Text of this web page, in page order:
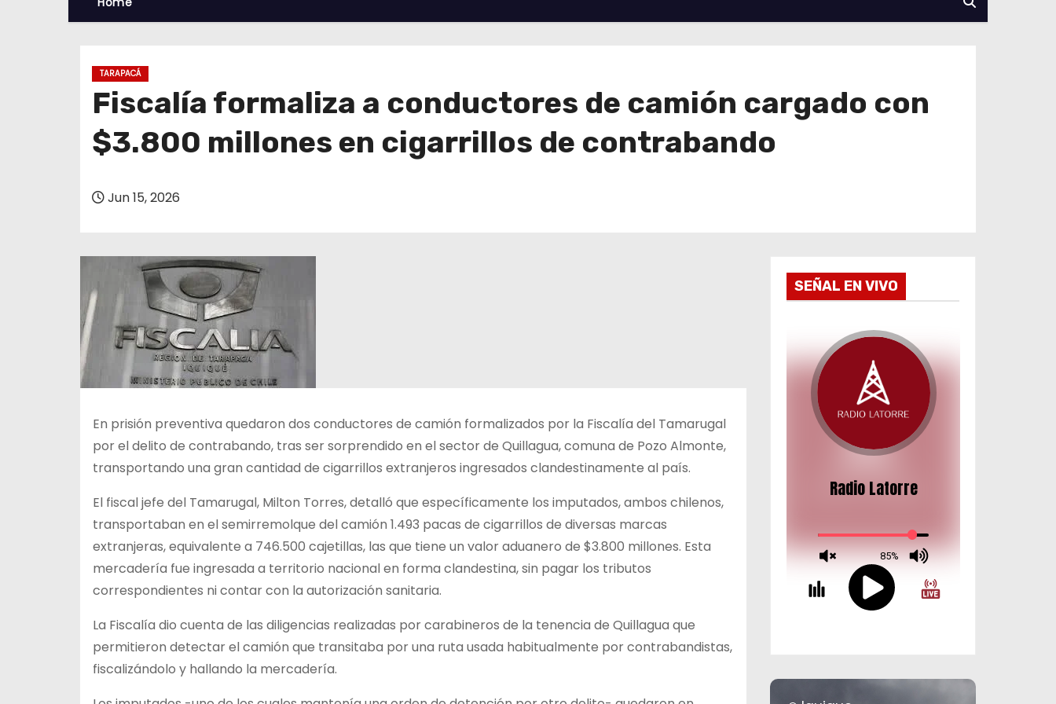
TARAPACÁ
Fiscalía formaliza a conductores de camión cargado con
$3.800 millones en cigarrillos de contrabando
Jun 15, 2026
En prisión preventiva quedaron dos conductores de camión formalizados por la Fiscalía del Tamarugal
por el delito de contrabando, tras ser sorprendido en el sector de Quillagua, comuna de Pozo Almonte,
transportando una gran cantidad de cigarrillos extranjeros ingresados clandestinamente al país.
El fiscal jefe del Tamarugal, Milton Torres, detalló que específicamente los imputados, ambos chilenos,
transportaban en el semirremolque del camión 1.493 pacas de cigarrillos de diversas marcas
extranjeras, equivalente a 746.500 cajetillas, las que tiene un valor aduanero de $3.800 millones. Esta
mercadería fue ingresada a territorio nacional en forma clandestina, sin pagar los tributos
correspondientes ni contar con la autorización sanitaria.
La Fiscalía dio cuenta de las diligencias realizadas por carabineros de la tenencia de Quillagua que
permitieron detectar el camión que transitaba por una ruta usada habitualmente por contrabandistas,
fiscalizándolo y hallando la mercadería.
SEÑAL EN VIVO